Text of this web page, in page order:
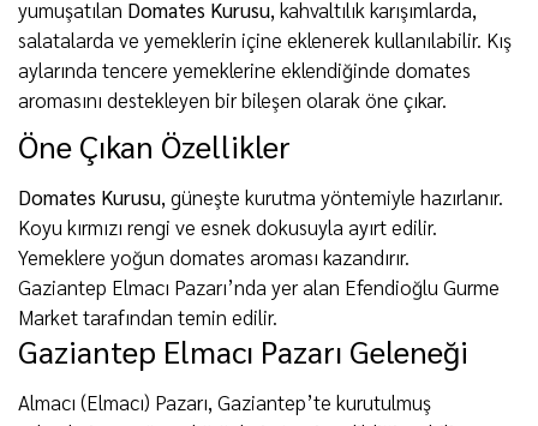
yumuşatılan Domates Kurusu, kahvaltılık karışımlarda,
salatalarda ve yemeklerin içine eklenerek kullanılabilir. Kış
aylarında tencere yemeklerine eklendiğinde domates
aromasını destekleyen bir bileşen olarak öne çıkar.
Öne Çıkan Özellikler
Domates Kurusu, güneşte kurutma yöntemiyle hazırlanır.
Koyu kırmızı rengi ve esnek dokusuyla ayırt edilir.
Yemeklere yoğun domates aroması kazandırır.
Gaziantep Elmacı Pazarı’nda yer alan Efendioğlu Gurme
Market tarafından temin edilir.
Gaziantep Elmacı Pazarı Geleneği
Almacı (Elmacı) Pazarı, Gaziantep’te kurutulmuş